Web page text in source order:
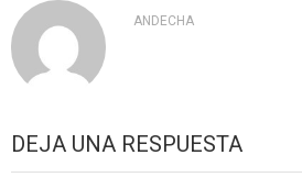
ANDECHA
DEJA UNA RESPUESTA